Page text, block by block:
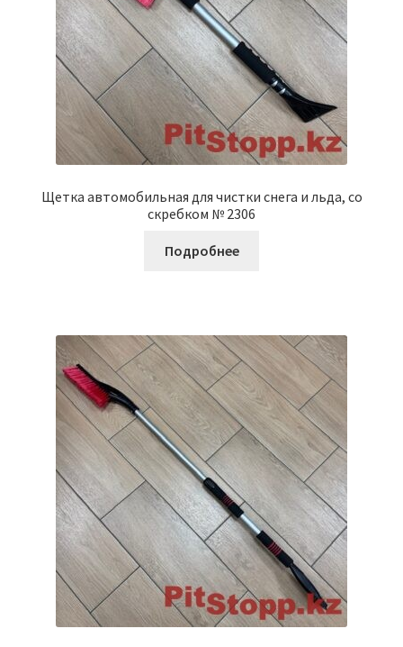
Щетка автомобильная для чистки снега и льда, со
скребком № 2306
Подробнее